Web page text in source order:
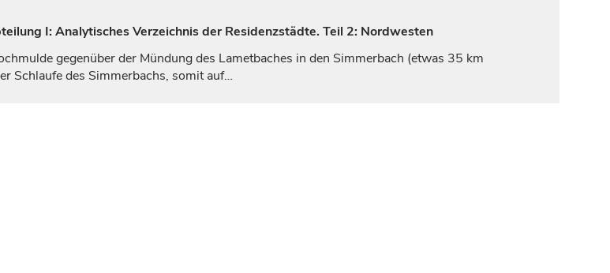
I: Analytisches Verzeichnis der Residenzstädte. Teil 2: Nordwesten
gegenüber der Mündung des Lametbaches in den Simmerbach (etwas 35 km
Schlaufe des Simmerbachs, somit auf…